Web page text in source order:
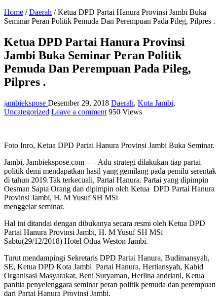
Home / Daerah / Ketua DPD Partai Hanura Provinsi Jambi Buka
Seminar Peran Politik Pemuda Dan Perempuan Pada Pileg, Pilpres .
Ketua DPD Partai Hanura Provinsi
Jambi Buka Seminar Peran Politik
Pemuda Dan Perempuan Pada Pileg,
Pilpres .
jambiekspose Desember 29, 2018 Daerah, Kota Jambi,
Uncategorized Leave a comment 950 Views
Foto Inro, Ketua DPD Partai Hanura Provinsi Jambi Buka Seminar.
Jambi, Jambiekspose.com – – Adu strategi dilakukan tiap partai
politik demi mendapatkan hasil yang gemilang pada pemilu serentak
di tahun 2019.Tak terkecuali, Partai Hanura. Partai yang dipimpin
Oesman Sapta Orang dan dipimpin oleh Ketua DPD Partai Hanura
Provinsi Jambi, H. M Yusuf SH MSi
menggelar seminar.
Hal ini ditandai dengan dibukanya secara resmi oleh Ketua DPD
Partai Hanura Provinsi Jambi, H. M Yusuf SH MSi
Sabtu(29/12/2018) Hotel Odua Weston Jambi.
Turut mendampingi Sekretaris DPD Partai Hanura, Budimansyah,
SE, Ketua DPD Kota Jambi Partai Hanura, Hertiansyah, Kabid
Organisasi Masyarakat, Beni Suryaman, Herlina andriani, Ketua
panitia penyelenggara seminar peran politik pemuda dan perempuan
dari Partai Hanura Provinsi Jambi.